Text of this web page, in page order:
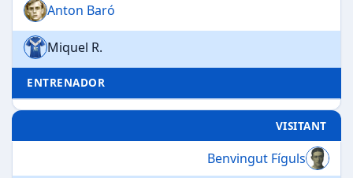
Anton Baró
Miquel R.
ENTRENADOR
VISITANT
Benvingut Fíguls